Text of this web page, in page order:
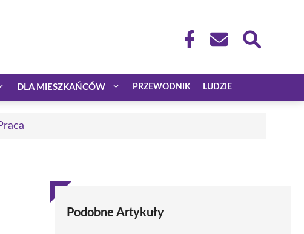
DLA MIESZKAŃCÓW PRZEWODNIK LUDZIE
Podobne Artykuły